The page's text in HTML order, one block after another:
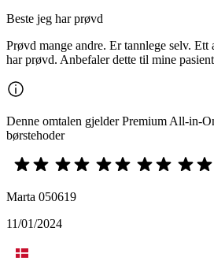
Beste jeg har prøvd
Prøvd mange andre. Er tannlege selv. Ett
har prøvd. Anbefaler dette til mine
Denne omtalen gjelder Premium All-in-
børstehoder
Marta 050619
11/01/2024